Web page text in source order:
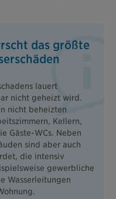
das größte
lauert
nicht geheizt wird.
nicht beheizten
Kellern,
Gäste-WCs. Neben
sind aber auch
die intensiv
gewerbliche
Wasserleitungen